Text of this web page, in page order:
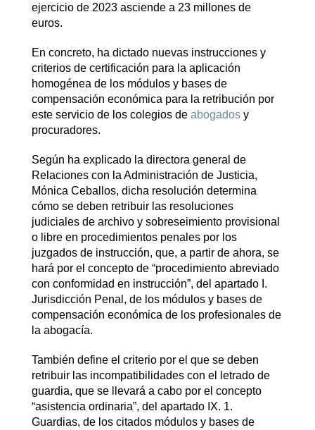
ejercicio de 2023 asciende a 23 millones de
euros.
En concreto, ha dictado nuevas instrucciones y
criterios de certificación para la aplicación
homogénea de los módulos y bases de
compensación económica para la retribución por
este servicio de los colegios de abogadosy
procuradores.
Según ha explicado la directora general de
Relaciones con la Administración de Justicia,
Mónica Ceballos, dicha resolución determina
cómo se deben retribuir las resoluciones
judiciales de archivo y sobreseimiento provisional
o libre en procedimientos penales por los
juzgados de instrucción, que, a partir de ahora, se
hará por el concepto de “procedimiento abreviado
con conformidad en instrucción”, del apartado I.
Jurisdicción Penal, de los módulos y bases de
compensación económica de los profesionales de
la abogacía.
También define el criterio por el que se deben
retribuir las incompatibilidades con el letrado de
guardia, que se llevará a cabo por el concepto
“asistencia ordinaria”, del apartado IX. 1.
Guardias, de los citados módulos y bases de